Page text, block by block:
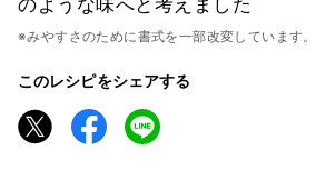
※みやすさのために書式を一部改変しています。
このレシピをシェアする